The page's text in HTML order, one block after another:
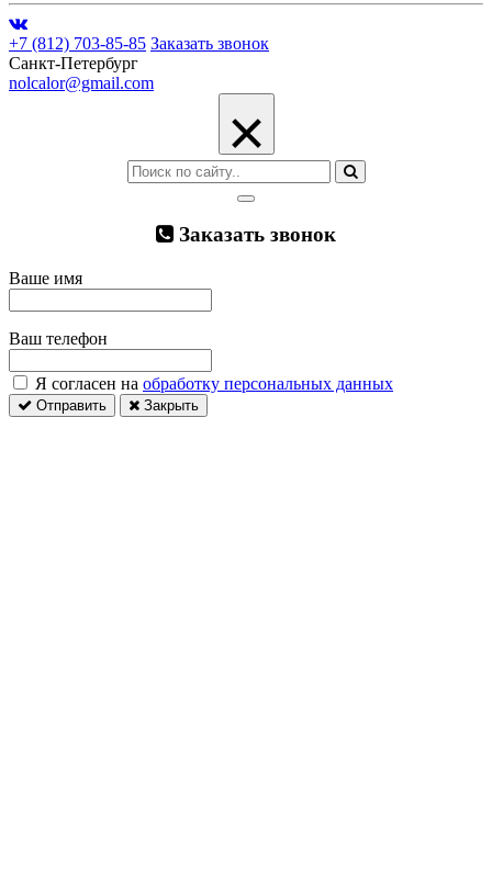
+7 (812) 703-85-85 Заказать звонок
Санкт-Петербург
nolcalor@gmail.com
×
Заказать звонок
Ваше имя
Ваш телефон
Я согласен на обработку персональных данных
Отправить Закрыть